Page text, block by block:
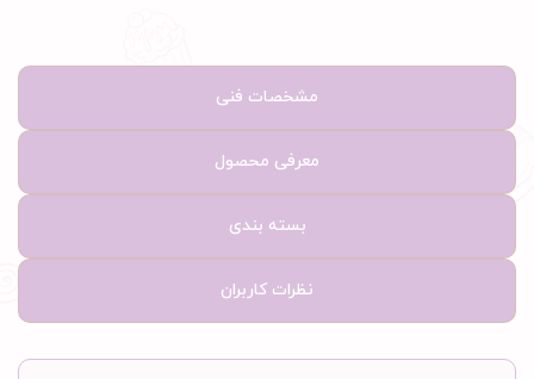
مشخصات فنی
معرفی محصول
بسته بندی
نظرات کاربران